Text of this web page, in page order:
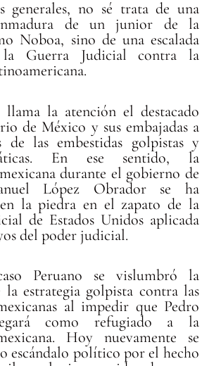
generales, no sé trata de una
de un junior de la
Noboa, sino de una escalada
Guerra Judicial contra la
la atención el destacado
de México y sus embajadas a
de las embestidas golpistas y
En ese sentido, la
durante el gobierno de
López Obrador se ha
la piedra en el zapato de la
de Estados Unidos aplicada
del poder judicial.
Peruano se vislumbró la
estrategia golpista contra las
al impedir que Pedro
como refugiado a la
Hoy nuevamente se
escándalo político por el hecho